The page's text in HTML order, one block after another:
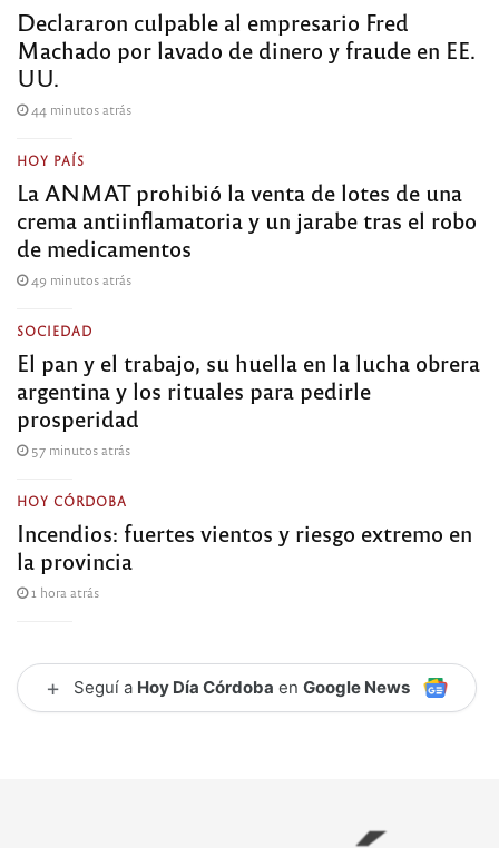
Declararon culpable al empresario Fred
Machado por lavado de dinero y fraude en EE.
UU.
44 minutos atrás
HOY PAÍS
La ANMAT prohibió la venta de lotes de una
crema antiinflamatoria y un jarabe tras el robo
de medicamentos
49 minutos atrás
SOCIEDAD
El pan y el trabajo, su huella en la lucha obrera
argentina y los rituales para pedirle
prosperidad
57 minutos atrás
HOY CÓRDOBA
Incendios: fuertes vientos y riesgo extremo en
la provincia
1 hora atrás
+ Seguí a Hoy Día Córdoba en Google News